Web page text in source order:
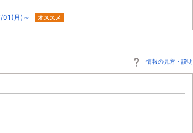
月)～
オススメ
情報の見方・説明